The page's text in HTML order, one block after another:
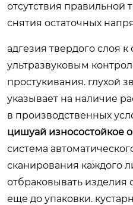
отсутствия правильной
снятия остаточных
адгезия твердого слоя
ультразвуковым
простукивания. глухой
указывает на наличие
в производственных
цишуай износостойкое
система
сканирования каждого
отбраковывать изделия
еще до упаковки.